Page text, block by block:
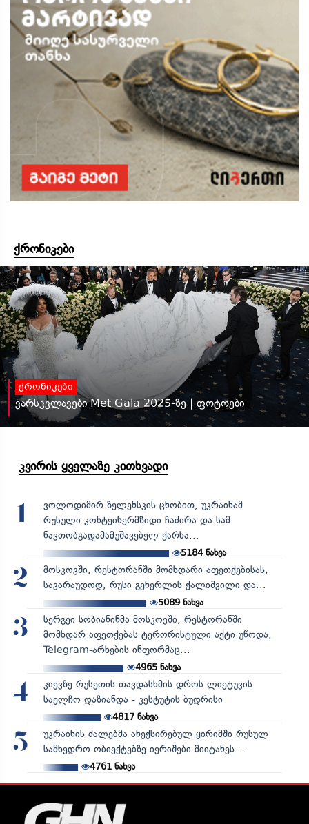
ქრონიკები
ქრონიკები
ვარსკვლავები Met Gala 2025-ზე | ფოტოები
კვირის ყველაზე კითხვადი
1
ვოლოდიმირ ზელენსკის ცნობით, უკრაინამ
რუსული კონტეინერმზიდი ჩაძირა და სამ
ნავთობგადამამუშავებელ ქარხა...
5184ნახვა
2
მოსკოვში, რესტორანში მომხდარი აფეთქებისას,
სავარაუდოდ, რუსი გენერლის ქალიშვილი და...
5089ნახვა
3
სერგეი სობიანინმა მოსკოვში, რესტორანში
მომხდარ აფეთქებას ტერორისტული აქტი უწოდა,
Telegram-არხების ინფორმაც...
4965ნახვა
4
კიევზე რუსეთის თავდასხმის დროს ლიეტუვის
საელჩო დაზიანდა - კესტუტის ბუდრისი
4817ნახვა
5
უკრაინის ძალებმა ანექსირებულ ყირიმში რუსულ
სამხედრო ობიექტებზე იერიშები მიიტანეს...
4761ნახვა